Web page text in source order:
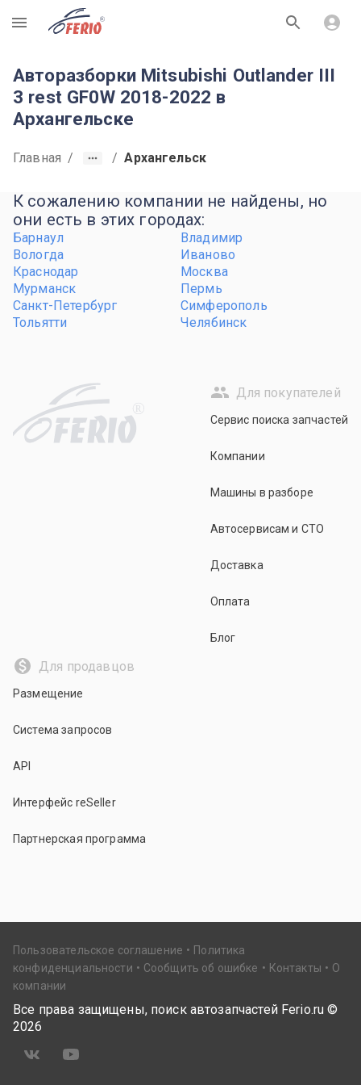
R
Авторазборки Mitsubishi Outlander III
3 rest GF0W 2018-2022 в
Архангельске
Главная / / Архангельск
К сожалению компании не найдены, но
они есть в этих городах:
Барнаул
Владимир
Вологда
Иваново
Краснодар
Москва
Мурманск
Пермь
Санкт-Петербург
Симферополь
Тольятти
Челябинск
R
Для покупателей
Сервис поиска запчастей
Компании
Машины в разборе
Автосервисам и СТО
Доставка
Оплата
Блог
Для продавцов
Размещение
Система запросов
API
Интерфейс reSeller
Партнерская программа
Пользовательское соглашение
Политика
конфиденциальности
Сообщить об ошибке Контакты
О
компании
Все права защищены, поиск автозапчастей Ferio.ru ©
2026